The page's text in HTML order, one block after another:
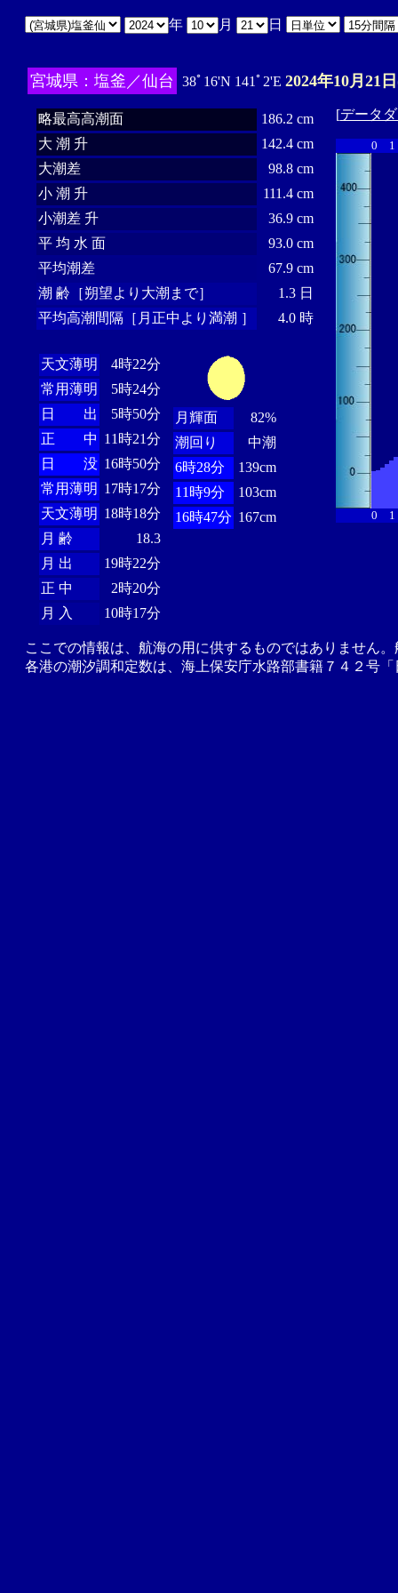
年 月 日
宮城県：塩釜／仙台 38ﾟ16'N 141ﾟ2'E 2024年10月21
略最高高潮面
186.2 cm
大 潮 升
142.4 cm
大潮差
98.8 cm
小 潮 升
111.4 cm
小潮差 升
36.9 cm
平 均 水 面
93.0 cm
平均潮差
67.9 cm
潮 齢［朔望より大潮まで］
1.3 日
平均高潮間隔［月正中より満潮 ］
4.0 時
天文薄明
4時22分
常用薄明
5時24分
日 出
5時50分
正 中 11時21分
日 没 16時50分
常用薄明 17時17分
天文薄明 18時18分
月 齢
18.3
月 出
19時22分
正 中
2時20分
月 入
10時17分
月輝面
82%
潮回り
中潮
6時28分
139cm
11時9分
103cm
16時47分 167cm
[データ
0 1
0 1
ここでの情報は、航海の用に供するものではありません
各港の潮汐調和定数は、海上保安庁水路部書籍７４２号